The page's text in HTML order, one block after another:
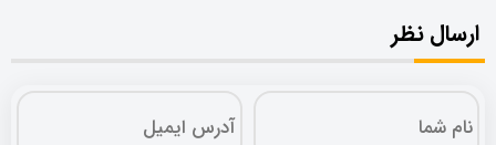
ارسال نظر